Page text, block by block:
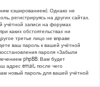
хэшированием). Однако не
регистрируясь на других сайтах.
учётной записи на форумах
каких обстоятельствах ни
третье лицо не вправе
ваш пароль к вашей учётной
пароля «Забыли
phpBB. Вам будет
адрес email, после чего
новый пароль для вашей учётной